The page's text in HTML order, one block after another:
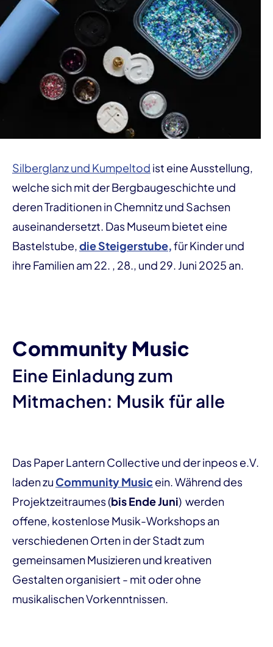
Silberglanz und Kumpeltod ist eine Ausstellung,
welche sich mit der Bergbaugeschichte und
deren Traditionen in Chemnitz und Sachsen
auseinandersetzt. Das Museum bietet eine
Bastelstube,die Steigerstube,für Kinder und
ihre Familien am 22. , 28., und 29. Juni 2025 an.
Community Music
Eine Einladung zum
Mitmachen: Musik für alle
Das Paper Lantern Collective und der inpeos e.V.
laden zu Community Music ein. Während des
Projektzeitraumes (bis Ende Juni) werden
offene, kostenlose Musik-Workshops an
verschiedenen Orten in der Stadt zum
gemeinsamen Musizieren und kreativen
Gestalten organisiert - mit oder ohne
musikalischen Vorkenntnissen.